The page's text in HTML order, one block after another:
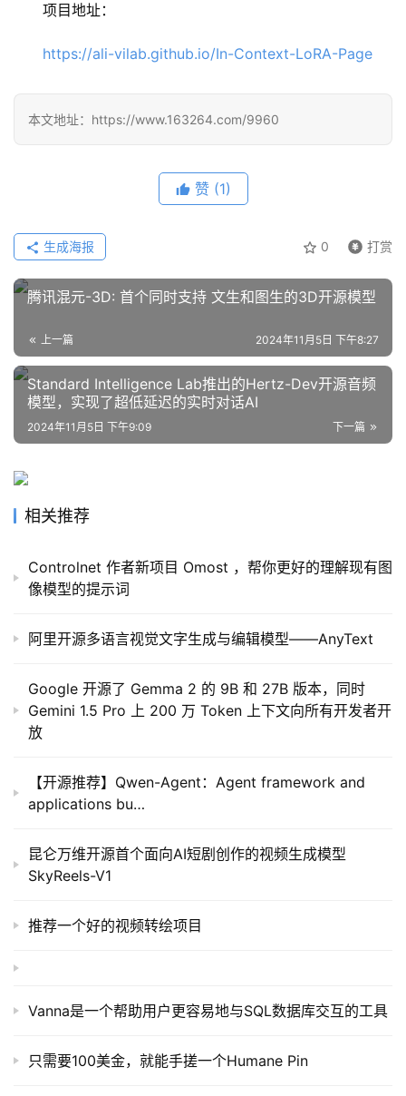
开
应
用
行
业
好
文
教
程
模
框
报
登录 注册
项目地址：
https://ali-vilab.github.io/In-Context-LoRA-Page
本文地址：https://www.163264.com/9960
赞 (1)
0 打赏
生成海报
腾讯混元-3D: 首个同时支持 文生和图生的3D开源模型
上一篇 2024年11月5日 下午8:27
Standard Intelligence Lab推出的Hertz-Dev开源音频
模型，实现了超低延迟的实时对话AI
下一篇
2024年11月5日 下午9:09
相关推荐
Controlnet 作者新项目 Omost ，帮你更好的理解现有图
像模型的提示词
阿里开源多语言视觉文字生成与编辑模型——AnyText
Google 开源了 Gemma 2 的 9B 和 27B 版本，同时
Gemini 1.5 Pro 上 200 万 Token 上下文向所有开发者开
放
【开源推荐】Qwen-Agent：Agent framework and
applications bu…
昆仑万维开源首个面向AI短剧创作的视频生成模型
SkyReels-V1
推荐一个好的视频转绘项目
Vanna是一个帮助用户更容易地与SQL数据库交互的工具
只需要100美金，就能手搓一个Humane Pin